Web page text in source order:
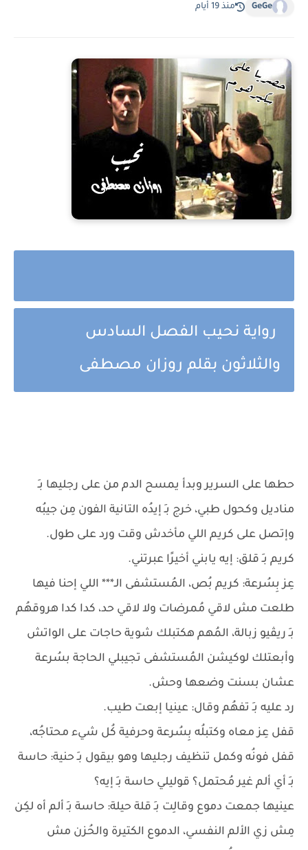
GeGe منذ 19 أيام
رواية نحيب الفصل السادس
والثلاثون بقلم روزان مصطفى
حطها على السرير وبدأ يمسح الدم من على رجليها بـِ
مناديل وكحول طبي، خرج بـِ إيدُه التانية الفون مِن جيبُه
وإتصل على كريم اللي مأخدش وقت ورد على طول.
كريم بـِ قلق: إيه يابني أخيرًا عبرتني.
عِز بِسُرعة: كريم بُص، المُستشفى الـ*** اللي إحنا فيها
طلعت مش لاقي مُمرضات ولا لاقي حد، كدا كدا هروقهُم
بـِ ريڤيو زبالة، المُهم هكتبلك شوية حاجات على الواتش
وأبعتلك لوكيشن المُستشفى تجيبلي الحاجة بسُرعة
عشان بسنت وضعها وحش.
رد عليه بـِ تفهُم وقال: عينيا إبعت طيب.
قفل عِز معاه وكتبلُه بِسُرعة وحرفية كُل شيء محتاجُه،
قفل فونُه وكمل تنظيف رجليها وهو بيقول بـِ حنية: حاسة
بـِ أي ألم غير مُحتمل؟ قوليلي حاسة بـِ إيه؟
عينيها جمعت دموع وقالِت بـِ قلة حيلة: حاسة بـِ ألم أه لكِن
مِش زي الألم النفسي، الدموع الكتيرة والحُزن مش